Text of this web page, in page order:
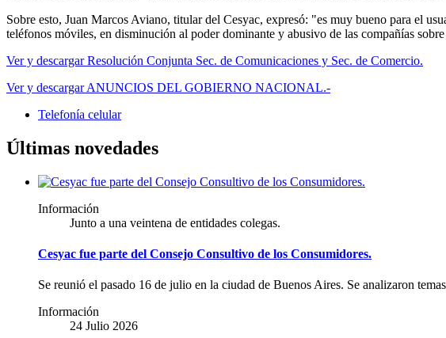
Sobre esto, Juan Marcos Aviano, titular del Cesyac, expresó: "es muy bueno para el
teléfonos móviles, en disminución al poder dominante y abusivo de las compañías
Ver y descargar Resolución Conjunta Sec. de Comunicaciones y Sec. de Comercio.
Ver y descargar ANUNCIOS DEL GOBIERNO NACIONAL.-
Telefonía celular
Últimas novedades
Información
Junto a una veintena de entidades colegas.
Cesyac fue parte del Consejo Consultivo de los Consumidores.
Se reunió el pasado 16 de julio en la ciudad de Buenos Aires. Se analizaron
Información
24 Julio 2026